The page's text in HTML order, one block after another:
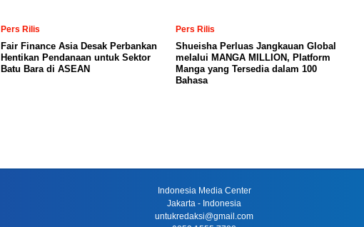
Pers Rilis
Fair Finance Asia Desak Perbankan
Hentikan Pendanaan untuk Sektor
Batu Bara di ASEAN
Pers Rilis
Shueisha Perluas Jangkauan Global
melalui MANGA MILLION, Platform
Manga yang Tersedia dalam 100
Bahasa
Indonesia Media Center
Jakarta - Indonesia
untukredaksi@gmail.com